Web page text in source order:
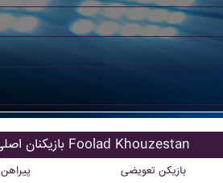
بازیکنان اصلی Foolad Khouzestan
پیراهن بازیکن تعویضی